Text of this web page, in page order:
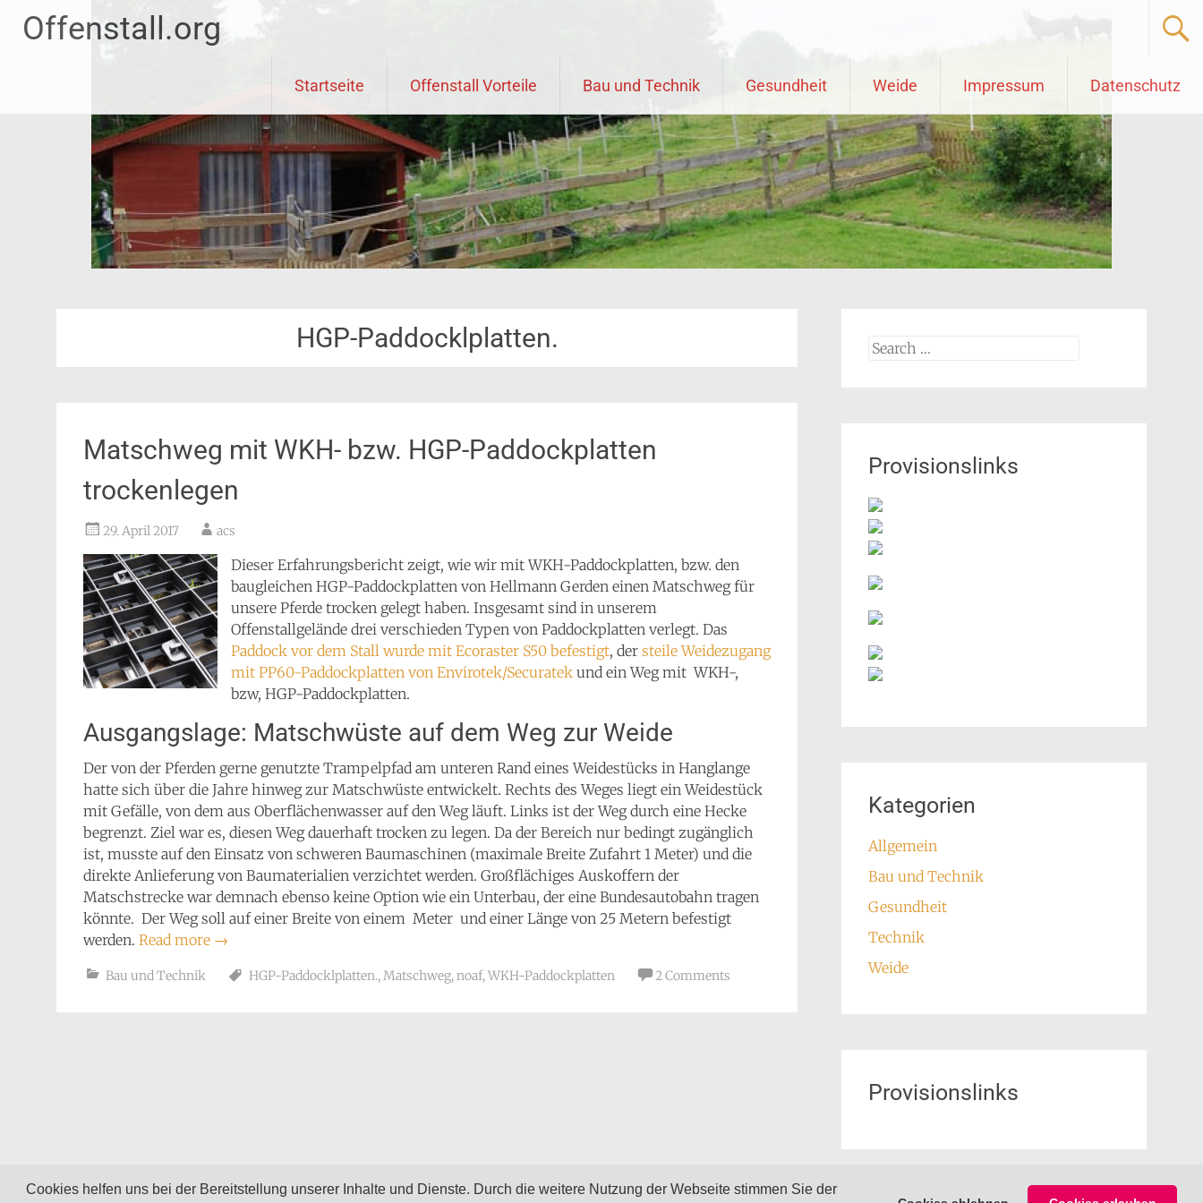
Cookies helfen uns bei der Bereitstellung unserer Inhalte und Dienste. Durch die weitere Nutzung der Webseite stimmen Sie der
Offenstall.org
to
content
Startseite Offenstall Vorteile Bau und Technik Gesundheit Weide Impressum Datenschutz
HGP-Paddocklplatten.
Matschweg mit WKH- bzw. HGP-Paddockplatten
trockenlegen
29. April 2017 acs
Dieser Erfahrungsbericht zeigt, wie wir mit WKH-Paddockplatten, bzw. den
baugleichen HGP-Paddockplatten von Hellmann Gerden einen Matschweg für
unsere Pferde trocken gelegt haben. Insgesamt sind in unserem
Offenstallgelände drei verschieden Typen von Paddockplatten verlegt. Das
Paddock vor dem Stall wurde mit Ecoraster S50 befestigt, der steile Weidezugang
mit PP60-Paddockplatten von Envirotek/Securatek und ein Weg mit WKH-,
bzw, HGP-Paddockplatten.
Ausgangslage: Matschwüste auf dem Weg zur Weide
Der von der Pferden gerne genutzte Trampelpfad am unteren Rand eines Weidestücks in Hanglange
hatte sich über die Jahre hinweg zur Matschwüste entwickelt. Rechts des Weges liegt ein Weidestück
mit Gefälle, von dem aus Oberflächenwasser auf den Weg läuft. Links ist der Weg durch eine Hecke
begrenzt. Ziel war es, diesen Weg dauerhaft trocken zu legen. Da der Bereich nur bedingt zugänglich
ist, musste auf den Einsatz von schweren Baumaschinen (maximale Breite Zufahrt 1 Meter) und die
direkte Anlieferung von Baumaterialien verzichtet werden. Großflächiges Auskoffern der
Matschstrecke war demnach ebenso keine Option wie ein Unterbau, der eine Bundesautobahn tragen
könnte. Der Weg soll auf einer Breite von einem Meter und einer Länge von 25 Metern befestigt
werden. Read more →
Bau und Technik HGP-Paddocklplatten.,Matschweg,noaf,WKH-Paddockplatten 2 Comments
Search
Provisionslinks
Kategorien
Allgemein
Bau und Technik
Gesundheit
Technik
Weide
Provisionslinks